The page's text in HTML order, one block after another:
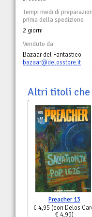
Tempi medi di
prima della spedizione
2 giorni
Venduto da
Bazaar del Fantastico
bazaar@delosstore.it
Altri titoli che
Preacher 13
€ 4,95 (con Delos
€ 4,95)